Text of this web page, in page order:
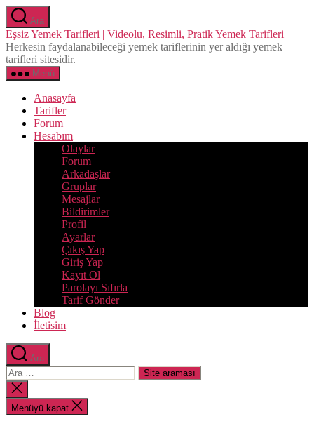
İçeriğe
atla
Ara
Eşsiz Yemek Tarifleri | Videolu, Resimli, Pratik Yemek Tarifleri
Herkesin faydalanabileceği yemek tariflerinin yer aldığı yemek
tarifleri sitesidir.
Menü
Anasayfa
Tarifler
Forum
Hesabım
Olaylar
Forum
Arkadaşlar
Gruplar
Mesajlar
Bildirimler
Profil
Ayarlar
Çıkış Yap
Giriş Yap
Kayıt Ol
Parolayı Sıfırla
Tarif Gönder
Blog
İletisim
Ara
Arama
yap:
Aramayı
kapat
Menüyü kapat